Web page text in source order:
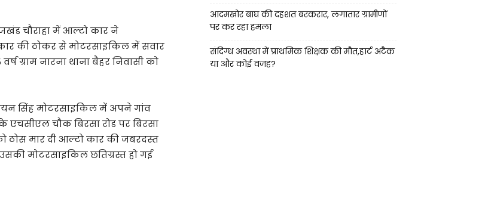
चौराहा में आल्टो कार ने
की ठोकर से मोटरसाइकिल में सवार
ग्राम नारना थाना बैहर निवासी को
सिंह मोटरसाइकिल में अपने गांव
एचसीएल चौक बिरसा रोड पर बिरसा
मार दी आल्टो कार की जबरदस्त
मोटरसाइकिल छतिग्रस्त हो गई
आदमखोर बाघ की दहशत बरकरार, लगातार ग्रामीणों
पर कर रहा हमला
संदिग्ध अवस्था में प्राथमिक शिक्षक की मौत,हार्ट अटैक
या और कोई वजह?